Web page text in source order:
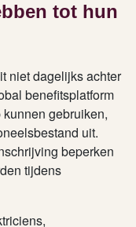
tot hun
niet dagelijks achter
benefitsplatform
gebruiken,
uit.
beperken
tijdens